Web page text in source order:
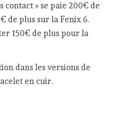
contact » se paie 200€ de
de plus sur la Fenix 6.
150€ de plus pour la
dans les versions de
en cuir.